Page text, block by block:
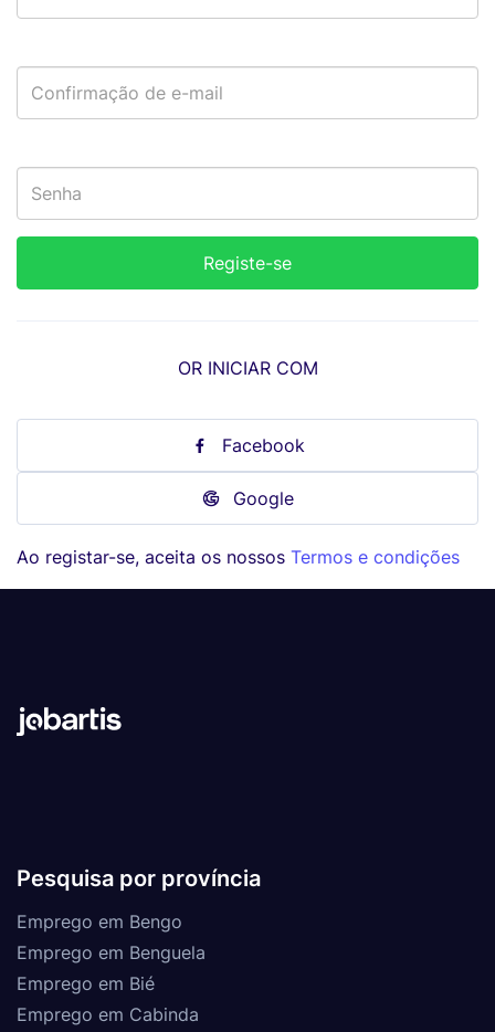
OR INICIAR COM
Facebook
Google
Ao registar-se, aceita os nossos Termos e condições
Pesquisa por província
Emprego em Bengo
Emprego em Benguela
Emprego em Bié
Emprego em Cabinda